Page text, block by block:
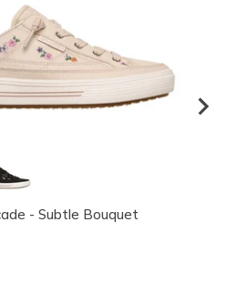
- Subtle Bouquet